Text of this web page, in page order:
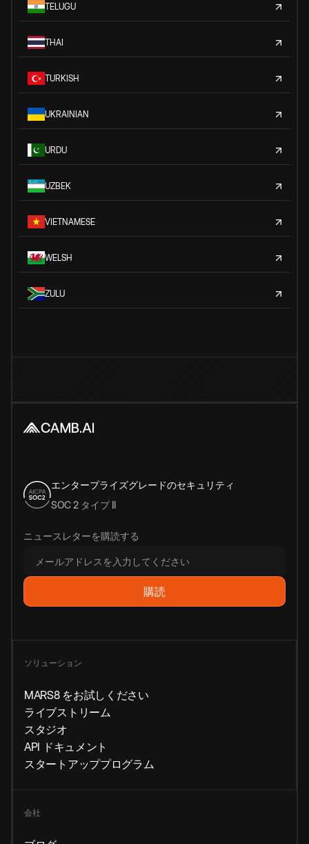
TELUGU
THAI
TURKISH
UKRAINIAN
URDU
UZBEK
VIETNAMESE
WELSH
ZULU
エンタープライズグレードのセキュリティ
SOC 2 タイプ II
ニュースレターを購読する
ソリューション
MARS8 をお試しください
ライブストリーム
スタジオ
API ドキュメント
スタートアッププログラム
会社